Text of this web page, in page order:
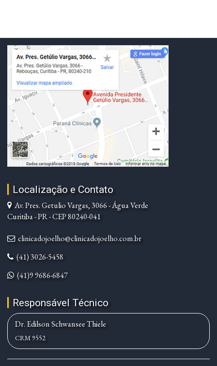
Localização e Contato
Av. Pres. Getulio Vargas, 3066 - Água Verde
Curitiba - PR - CEP 80240-041
clinicadojoelho@clinicadojoelho.com.br
(41) 3026-5458
(41)9 9686-6847
Responsável Técnico
Dr. Edilson Schwansee Thiele
CRM 9552